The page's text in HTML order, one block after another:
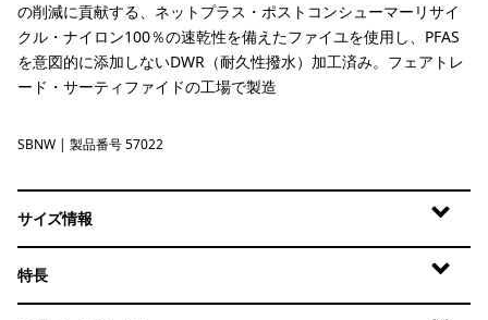
の削減に貢献する、ネットプラス・ポストコンシューマーリサイ
クル・ナイロン100％の速乾性を備えたファイユを使用し、PFAS
を意図的に添加しないDWR（耐久性撥水）加工済み。フェアトレ
ード・サーティファイドの工場で製造
Solar Blocks: New Navy
SBNW | 製品番号 57022
サイズ情報
特長